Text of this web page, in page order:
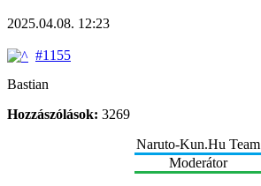
2025.04.08. 12:23
#1155
Bastian
Hozzászólások: 3269
Naruto-Kun.Hu Team
Moderátor